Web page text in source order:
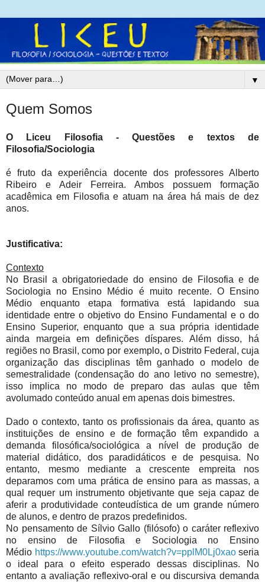
▼
Quem Somos
O Liceu Filosofia - Questões e textos de
Filosofia/Sociologia
é fruto da experiência docente dos professores Alberto
Ribeiro e Adeir Ferreira. Ambos possuem formação
acadêmica em Filosofia e atuam na área há mais de dez
anos.
Justificativa:
Contexto
No Brasil a obrigatoriedade do ensino de Filosofia e de
Sociologia no Ensino Médio é muito recente. O Ensino
Médio enquanto etapa formativa está lapidando sua
identidade entre o objetivo do Ensino Fundamental e o do
Ensino Superior, enquanto que a sua própria identidade
ainda margeia em definições díspares. Além disso, há
regiões no Brasil, como por exemplo, o Distrito Federal, cuja
organização das disciplinas têm ganhado o modelo de
semestralidade (condensação do ano letivo no semestre),
isso implica no modo de preparo das aulas que têm
avolumado conteúdo anual em apenas dois bimestres.
Dado o contexto, tanto os profissionais da área, quanto as
instituições de ensino e de formação têm expandido a
demanda filosófica/sociológica a nível de produção de
material didático, dos paradidáticos e de pesquisa. No
entanto, mesmo mediante a crescente empreita nos
deparamos com uma prática de ensino para as massas, a
qual requer um instrumento objetivante que seja capaz de
aferir a produtividade conteudística de um grande número
de alunos, e dentro de prazos predefinidos.
No pensamento de Sílvio Gallo (filósofo) o caráter reflexivo
no ensino de Filosofia e Sociologia no Ensino
Médio https://www.youtube.com/watch?v=pplM0Lj0xao seria
o ideal para o efeito esperado dessas disciplinas. No
entanto a avaliação reflexivo-oral e ou discursiva demanda